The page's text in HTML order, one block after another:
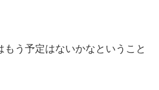
う予定はないかなということ